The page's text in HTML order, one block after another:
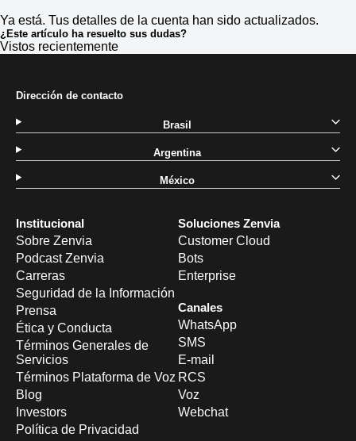
Ya está. Tus detalles de la cuenta han sido actualizados.
¿Este artículo ha resuelto sus dudas?
Vistos recientemente
Institucional
Sobre Zenvia
Podcast Zenvia
Carreras
Seguridad de la Información
Prensa
Ética y Conducta
Términos Generales de
Servicios
Términos Plataforma de Voz
Blog
Investors
Política de Privacidad
Soluciones Zenvia
Customer Cloud
Bots
Enterprise
Canales
WhatsApp
SMS
E-mail
RCS
Voz
Webchat
Dirección de contacto
Brasil
Argentina
México